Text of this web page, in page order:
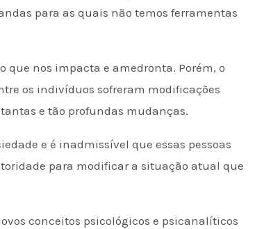
para as quais não temos ferramentas
que nos impacta e amedronta. Porém, o
os indivíduos sofreram modificações
e tão profundas mudanças.
e é inadmissível que essas pessoas
para modificar a situação atual que
conceitos psicológicos e psicanalíticos